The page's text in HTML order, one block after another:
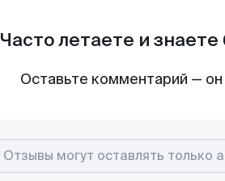
Часто летаете и
Оставьте комментарий —